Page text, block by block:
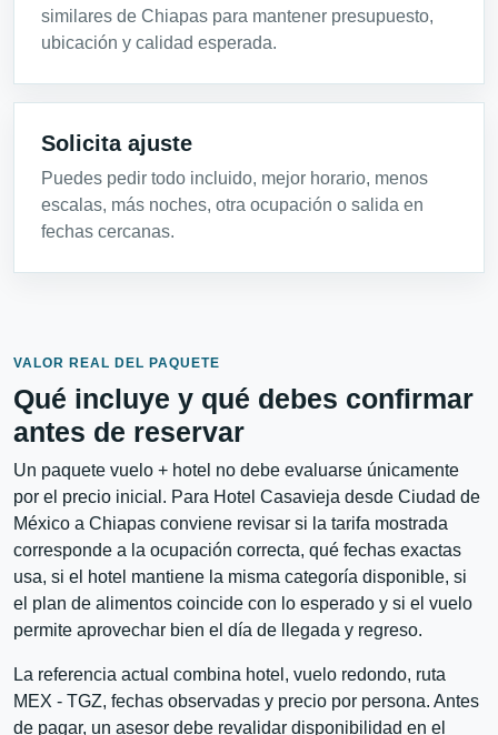
similares de Chiapas para mantener presupuesto,
ubicación y calidad esperada.
Solicita ajuste
Puedes pedir todo incluido, mejor horario, menos
escalas, más noches, otra ocupación o salida en
fechas cercanas.
VALOR REAL DEL PAQUETE
Qué incluye y qué debes confirmar
antes de reservar
Un paquete vuelo + hotel no debe evaluarse únicamente
por el precio inicial. Para Hotel Casavieja desde Ciudad de
México a Chiapas conviene revisar si la tarifa mostrada
corresponde a la ocupación correcta, qué fechas exactas
usa, si el hotel mantiene la misma categoría disponible, si
el plan de alimentos coincide con lo esperado y si el vuelo
permite aprovechar bien el día de llegada y regreso.
La referencia actual combina hotel, vuelo redondo, ruta
MEX - TGZ, fechas observadas y precio por persona. Antes
de pagar, un asesor debe revalidar disponibilidad en el